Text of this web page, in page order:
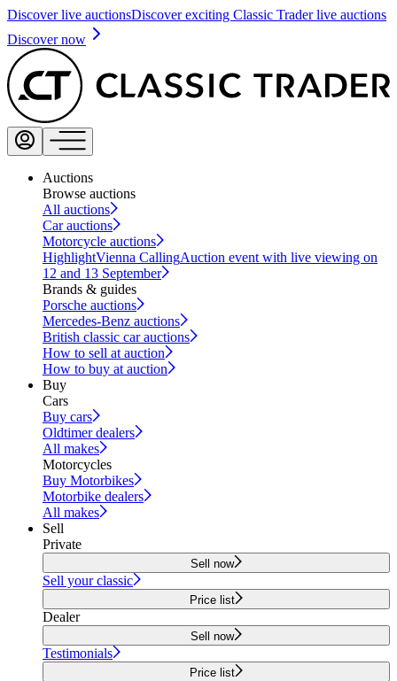
Discover live auctionsDiscover exciting Classic Trader live auctions
Discover now
Auctions
Browse auctions
All auctions
Car auctions
Motorcycle auctions
HighlightVienna CallingAuction event with live viewing on
12 and 13 September
Brands & guides
Porsche auctions
Mercedes-Benz auctions
British classic car auctions
How to sell at auction
How to buy at auction
Buy
Cars
Buy cars
Oldtimer dealers
All makes
Motorcycles
Buy Motorbikes
Motorbike dealers
All makes
Sell
Private
Sell now
Sell your classic
Price list
Dealer
Sell now
Testimonials
Price list